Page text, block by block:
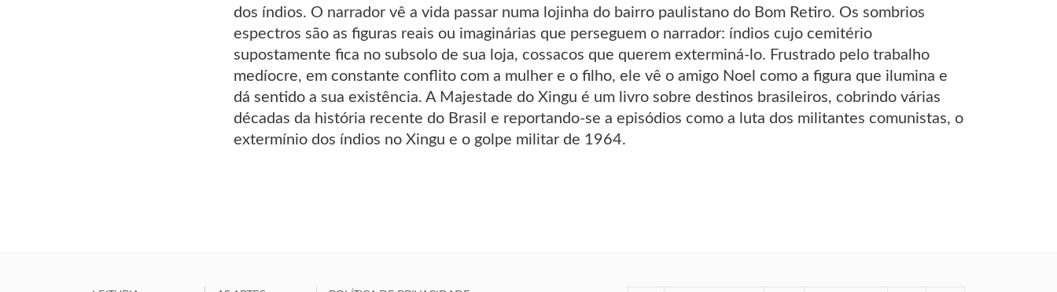
dos índios. O narrador vê a vida passar numa lojinha do bairro paulistano do Bom Retiro. Os sombrios
espectros são as figuras reais ou imaginárias que perseguem o narrador: índios cujo cemitério
supostamente fica no subsolo de sua loja, cossacos que querem exterminá-lo. Frustrado pelo trabalho
medíocre, em constante conflito com a mulher e o filho, ele vê o amigo Noel como a figura que ilumina e
dá sentido a sua existência. A Majestade do Xingu é um livro sobre destinos brasileiros, cobrindo várias
décadas da história recente do Brasil e reportando-se a episódios como a luta dos militantes comunistas, o
extermínio dos índios no Xingu e o golpe militar de 1964.